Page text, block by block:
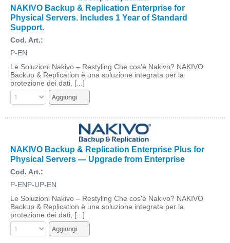
NAKIVO Backup & Replication Enterprise for
Physical Servers. Includes 1 Year of Standard
Support.
Cod. Art.:
P-EN
Le Soluzioni Nakivo – Restyling Che cos'è Nakivo? NAKIVO
Backup & Replication è una soluzione integrata per la
protezione dei dati, [...]
NAKIVO Backup & Replication Enterprise Plus for
Physical Servers — Upgrade from Enterprise
Cod. Art.:
P-ENP-UP-EN
Le Soluzioni Nakivo – Restyling Che cos'è Nakivo? NAKIVO
Backup & Replication è una soluzione integrata per la
protezione dei dati, [...]